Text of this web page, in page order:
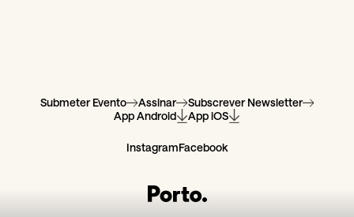
Submeter Evento Assinar
Subscrever Newsletter
App Android
App iOS
InstagramFacebook